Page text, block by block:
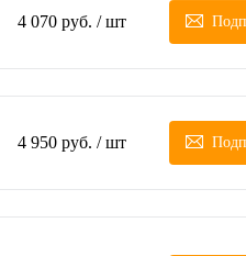
4 070 руб. / шт
4 950 руб. / шт